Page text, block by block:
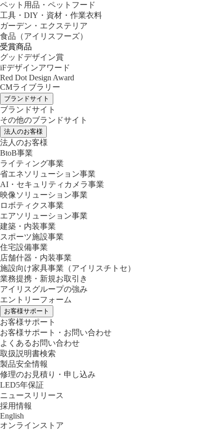
ペット用品・ペットフード
工具・DIY・資材・作業衣料
ガーデン・エクステリア
食品 （アイリスフーズ）
受賞商品
グッドデザイン賞
iFデザインアワード
Red Dot Design Award
CMライブラリー
ブランドサイト
ブランドサイト
その他のブランドサイト
法人のお客様
法人のお客様
BtoB事業
ライティング事業
省エネソリューション事業
AI・セキュリティカメラ事業
映像ソリューション事業
ロボティクス事業
エアソリューション事業
建築・内装事業
スポーツ施設事業
住宅設備事業
店舗什器・内装事業
施設向け家具事業 （アイリスチトセ）
業務提携・新規お取引き
アイリスグループの強み
エントリーフォーム
お客様サポート
お客様サポート
お客様サポート・お問い合わせ
よくあるお問い合わせ
取扱説明書検索
製品安全情報
修理のお見積り・申し込み
LED5年保証
ニュースリリース
採用情報
English
オンラインストア